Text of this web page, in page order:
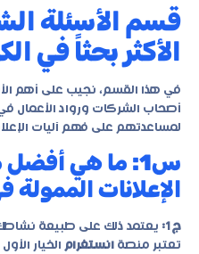
الأكثر بحثاً في
في هذا القسم، نجيب على أهم
أصحاب الشركات ورواد الأعمال
لمساعدتهم على فهم آليات
س1: ما هي
الإعلانات
ج1:
يعتمد ذلك على طبيعة
تعتبر منصة انستغرام الخيار